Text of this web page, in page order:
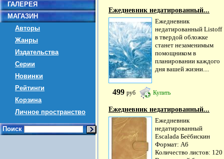
ГАЛЕРЕЯ
МАГАЗИН
Авторы
Жанры
Издательства
Серии
Новинки
Рейтинги
Корзина
Личное пространство
Поиск
Ежедневник недатированный...
Ежедневник
недатированный Listoff
в твердой обложке
станет незаменимым
помощником в
планировании каждого
дня вашей жизни....
499 руб Купить
Ежедневник недатированный...
Ежедневник
недатированный
Escalada Беёбискин
Формат: А6
Количество листов: 120